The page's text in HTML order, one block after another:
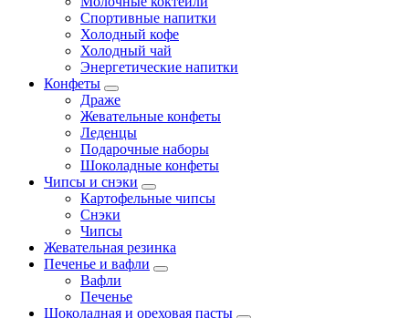
Спортивные напитки
Холодный кофе
Холодный чай
Энергетические напитки
Конфеты
Драже
Жевательные конфеты
Леденцы
Подарочные наборы
Шоколадные конфеты
Чипсы и снэки
Картофельные чипсы
Снэки
Чипсы
Жевательная резинка
Печенье и вафли
Вафли
Печенье
Шоколадная и ореховая пасты